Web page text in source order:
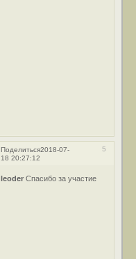
Поделиться 5
2018-07-
18 20:27:12
leoder Спасибо за участие